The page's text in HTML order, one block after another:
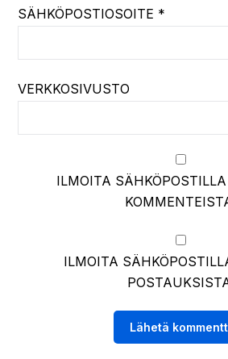
SÄHKÖPOSTIOSOITE *
VERKKOSIVUSTO
ILMOITA
ILMOITA